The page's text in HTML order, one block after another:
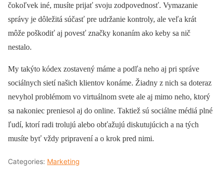
čokoľvek iné, musíte prijať svoju zodpovednosť. Vymazanie
správy je dôležitá súčasť pre udržanie kontroly, ale veľa krát
môže poškodiť aj povesť značky konaním ako keby sa nič
nestalo.
My takýto kódex zostavený máme a podľa neho aj pri správe
sociálnych sietí našich klientov konáme. Žiadny z nich sa doteraz
nevyhol problémom vo virtuálnom svete ale aj mimo neho, ktorý
sa nakoniec preniesol aj do online. Taktiež sú sociálne médiá plné
ľudí, ktorí radi trolujú alebo obťažujú diskutujúcich a na tých
musíte byť vždy pripravení a o krok pred nimi.
Categories: Marketing